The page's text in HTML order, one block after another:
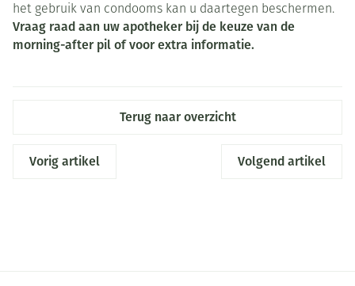
het gebruik van condooms kan u daartegen beschermen.
Vraag raad aan uw apotheker bij de keuze van de
morning-after pil of voor extra informatie.
Terug naar overzicht
Vorig artikel Volgend artikel